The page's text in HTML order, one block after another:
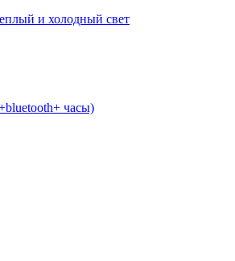
и холодный свет
часы)